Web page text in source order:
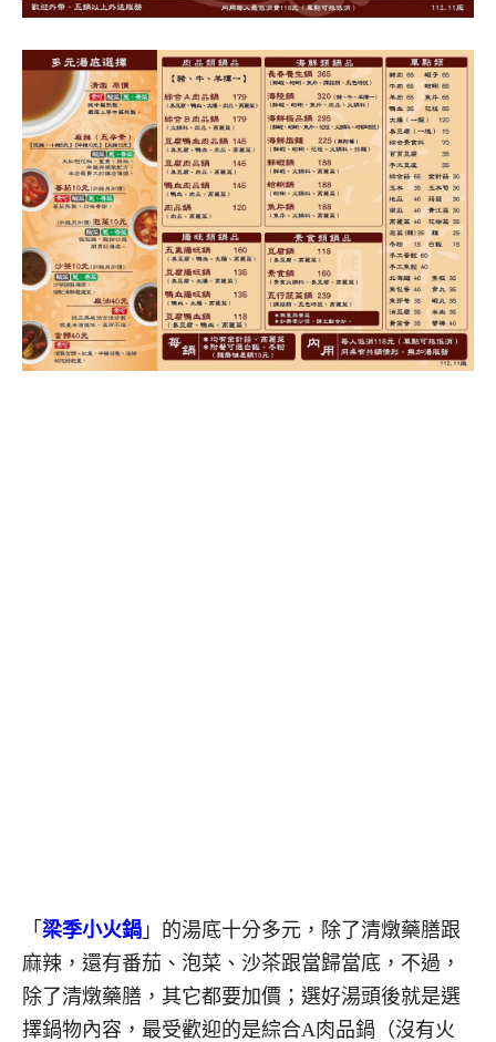
「 梁季小火鍋 」的湯底十分多元，除了清燉藥膳跟
麻辣，還有番茄、泡菜、沙茶跟當歸當底，不過，
除了清燉藥膳，其它都要加價；選好湯頭後就是選
擇鍋物內容，最受歡迎的是綜合A肉品鍋（沒有火